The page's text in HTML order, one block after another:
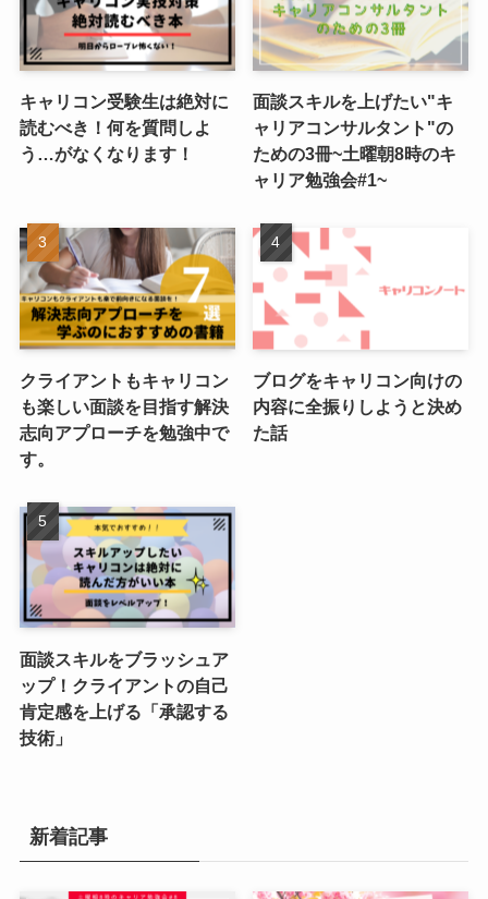
キャリコン受験生は絶対に
読むべき！何を質問しよ
う…がなくなります！
面談スキルを上げたい"キ
ャリアコンサルタント"の
ための3冊~土曜朝8時のキ
ャリア勉強会#1~
クライアントもキャリコン
も楽しい面談を目指す解決
志向アプローチを勉強中で
す。
ブログをキャリコン向けの
内容に全振りしようと決め
た話
面談スキルをブラッシュア
ップ！クライアントの自己
肯定感を上げる「承認する
技術」
新着記事